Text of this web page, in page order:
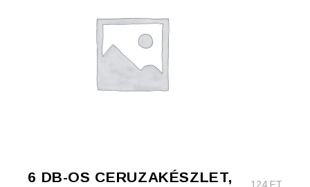
6 DB-OS CERUZAKÉSZLET,
124 FT